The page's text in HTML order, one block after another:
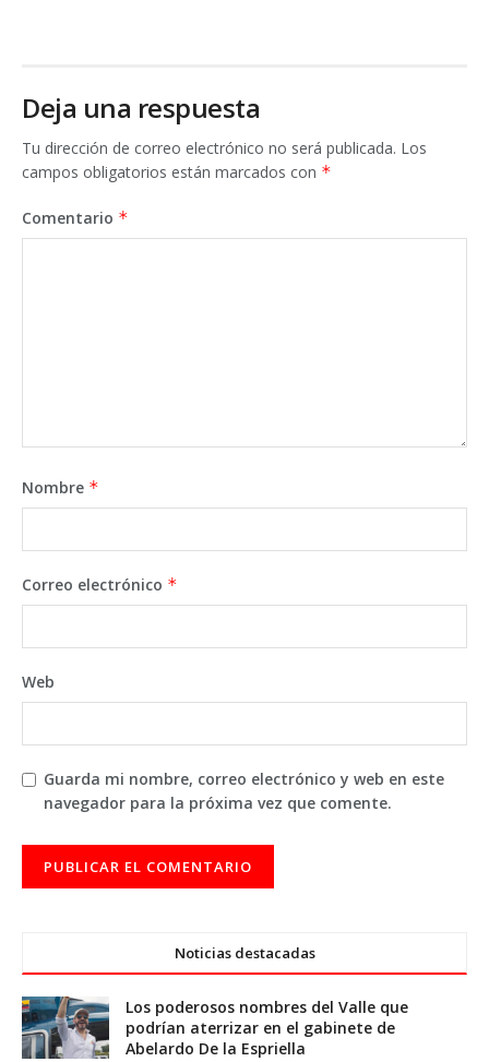
Deja una respuesta
Tu dirección de correo electrónico no será publicada. Los
campos obligatorios están marcados con *
Comentario *
Nombre *
Correo electrónico *
Web
Guarda mi nombre, correo electrónico y web en este
navegador para la próxima vez que comente.
Noticias destacadas
Los poderosos nombres del Valle que
podrían aterrizar en el gabinete de
Abelardo De la Espriella